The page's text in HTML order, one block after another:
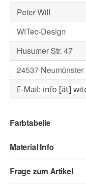
Peter Will
WiTec-Design
Husumer Str. 47
24537 Neumünster
E-Mail: info [ät]
Farbtabelle
Material Info
Frage zum Artikel